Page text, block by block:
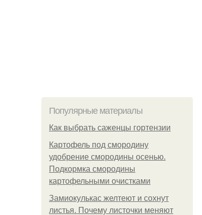
Популярные материалы
Как выбрать саженцы гортензии
Картофель под смородину
удобрение смородины осенью.
Подкормка смородины
картофельными очистками
Замиокулькас желтеют и сохнут
листья. Почему листочки меняют